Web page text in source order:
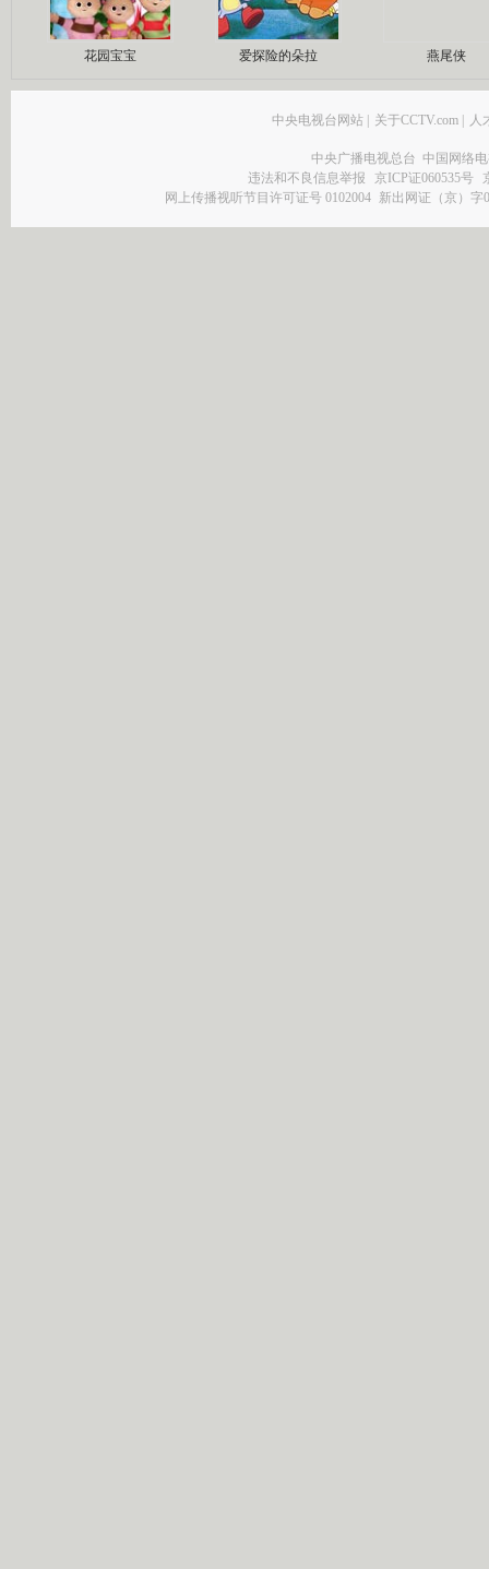
花园宝宝 爱探险的朵拉 燕尾侠
中央电视台网站 | 关于CCTV.com | 人
中央广播电视总台 中国网络
违法和不良信息举报
京ICP证060535号
网上传播视听节目许可证号 0102004 新出网证（京）